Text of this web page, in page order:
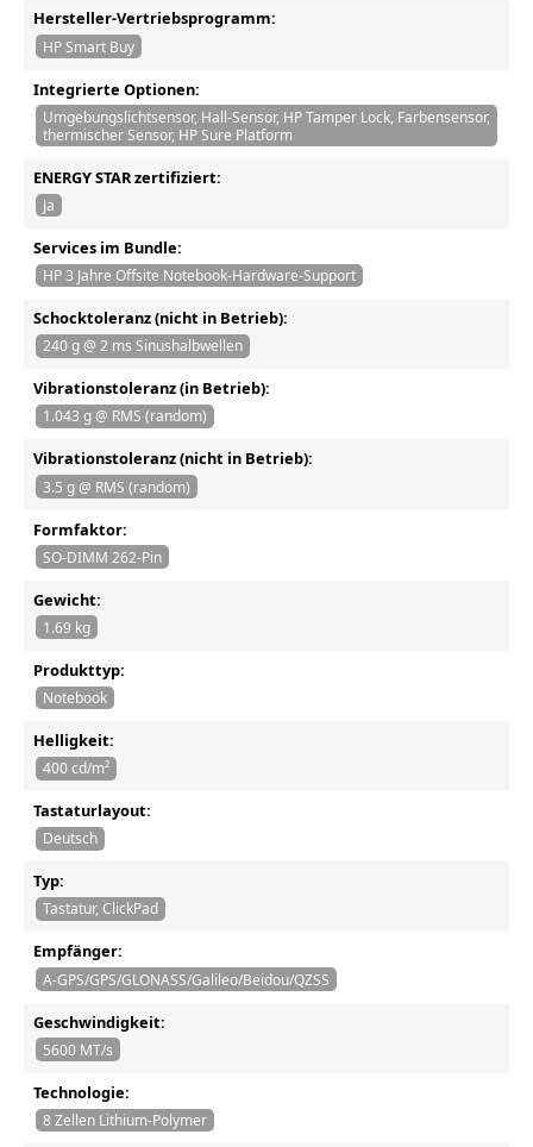
Hersteller-Vertriebsprogramm:
HP Smart Buy
Integrierte Optionen:
Umgebungslichtsensor, Hall-Sensor, HP Tamper Lock, Farbensensor,
thermischer Sensor, HP Sure Platform
ENERGY STAR zertifiziert:
Ja
Services im Bundle:
HP 3 Jahre Offsite Notebook-Hardware-Support
Schocktoleranz (nicht in Betrieb):
240 g @ 2 ms Sinushalbwellen
Vibrationstoleranz (in Betrieb):
1.043 g @ RMS (random)
Vibrationstoleranz (nicht in Betrieb):
3.5 g @ RMS (random)
Formfaktor:
SO-DIMM 262-Pin
Gewicht:
1.69 kg
Produkttyp:
Notebook
Helligkeit:
400 cd/m²
Tastaturlayout:
Deutsch
Typ:
Tastatur, ClickPad
Empfänger:
A-GPS/GPS/GLONASS/Galileo/Beidou/QZSS
Geschwindigkeit:
5600 MT/s
Technologie:
8 Zellen Lithium-Polymer